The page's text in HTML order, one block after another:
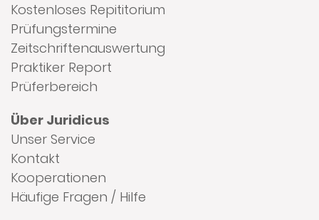
Kostenloses Repititorium
Prüfungstermine
Zeitschriftenauswertung
Praktiker Report
Prüferbereich
Über Juridicus
Unser Service
Kontakt
Kooperationen
Häufige Fragen / Hilfe